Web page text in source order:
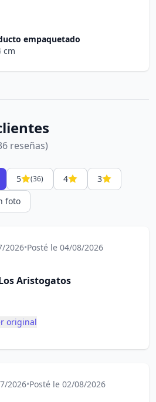
empaquetado
cm
reseñas)
5 (36) 4
3
foto
2026•Posté le 04/08/2026
Aristogatos
original
2026•Posté le 02/08/2026